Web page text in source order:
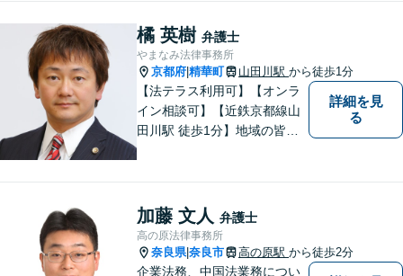
橘 英樹 弁護士
やまなみ法律事務所
京都府 精華町 山田川駅 から徒歩1分
【法テラス利用可】【オンラ
イン相談可】【近鉄京都線山
田川駅 徒歩1分】地域の皆様
詳細を見
る
加藤 文人 弁護士
高の原法律事務所
奈良県|奈良市 高の原駅 から徒歩2分
企業法務、中国法業務につい